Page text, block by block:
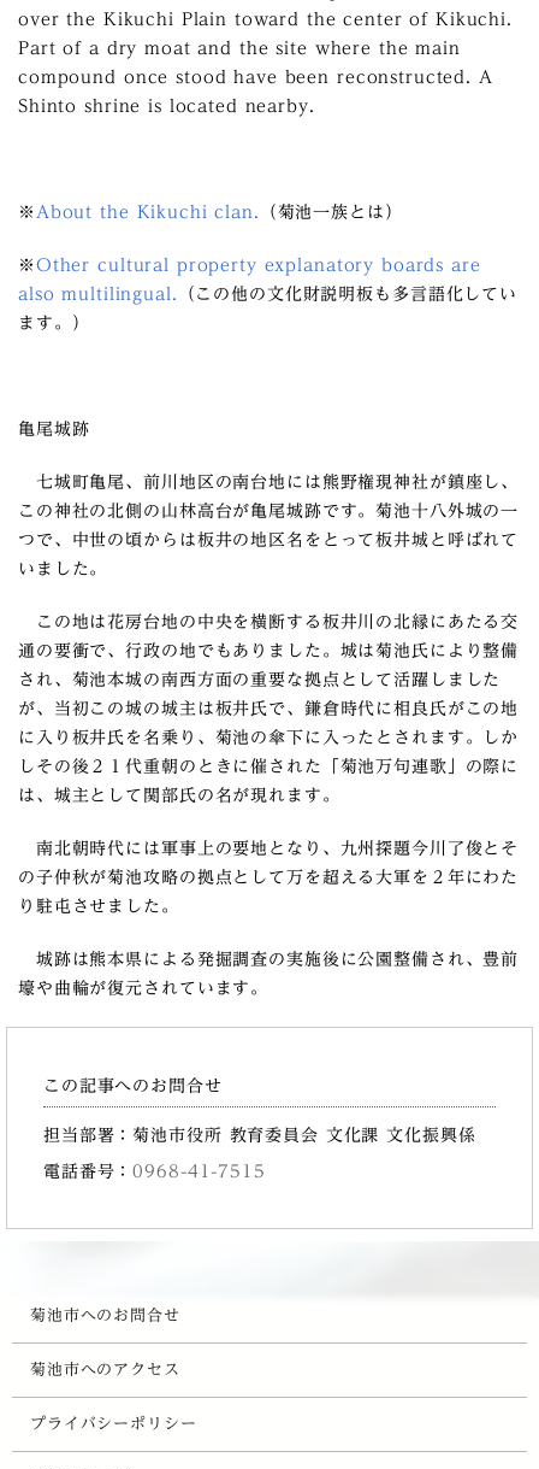
over the Kikuchi Plain toward the center of Kikuchi.
Part of a dry moat and the site where the main
compound once stood have been reconstructed. A
Shinto shrine is located nearby.
※ About the Kikuchi clan. （菊池一族とは）
※ Other cultural property explanatory boards are
also multilingual.
（この他の文化財説明板も多言語化してい
ます。）
亀尾城跡
七城町亀尾、前川地区の南台地には熊野権現神社が鎮座し、
この神社の北側の山林高台が亀尾城跡です。菊池十八外城の一
つで、中世の頃からは板井の地区名をとって板井城と呼ばれて
いました。
この地は花房台地の中央を横断する板井川の北縁にあたる交
通の要衝で、行政の地でもありました。城は菊池氏により整備
され、菊池本城の南西方面の重要な拠点として活躍しました
が、当初この城の城主は板井氏で、鎌倉時代に相良氏がこの地
に入り板井氏を名乗り、菊池の傘下に入ったとされます。しか
しその後２１代重朝のときに催された「菊池万句連歌」の際に
は、城主として関部氏の名が現れます。
南北朝時代には軍事上の要地となり、九州探題今川了俊とそ
の子仲秋が菊池攻略の拠点として万を超える大軍を２年にわた
り駐屯させました。
城跡は熊本県による発掘調査の実施後に公園整備され、豊前
壕や曲輪が復元されています。
この記事へのお問合せ
担当部署：菊池市役所 教育委員会 文化課 文化振興係
電話番号：0968-41-7515
菊池市へのお問合せ
菊池市へのアクセス
プライバシーポリシー